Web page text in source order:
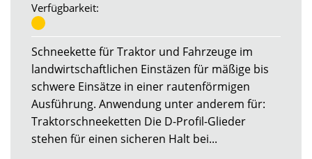
Verfügbarkeit:
Schneekette für Traktor und Fahrzeuge im
landwirtschaftlichen Einstäzen für mäßige bis
schwere Einsätze in einer rautenförmigen
Ausführung. Anwendung unter anderem für:
Traktorschneeketten Die D-Profil-Glieder
stehen für einen sicheren Halt bei...